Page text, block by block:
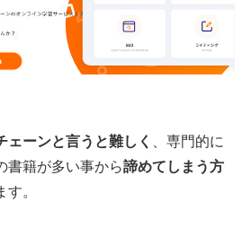
ーンと言うと難しく 、専門的に
書籍が多い事から諦めてしまう方
。